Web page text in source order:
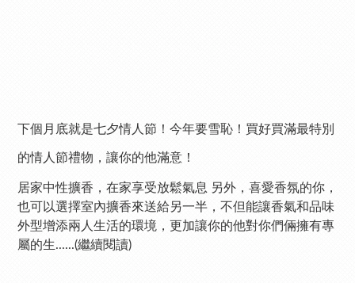
下個月底就是七夕情人節！今年要雪恥！買好買滿最特別
的情人節禮物，讓你的他滿意！
居家中性擴香，在家享受放鬆氣息 另外，喜愛香氛的你，
也可以選擇室內擴香來送給另一半，不但能讓香氣和品味
外型增添兩人生活的環境，更加讓你的他對你們倆擁有專
屬的生......(繼續閱讀)